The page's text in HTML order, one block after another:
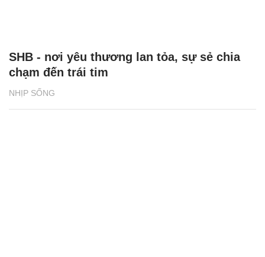
NHỊP SỐNG
SHB - nơi yêu thương lan tỏa, sự sẻ chia
chạm đến trái tim